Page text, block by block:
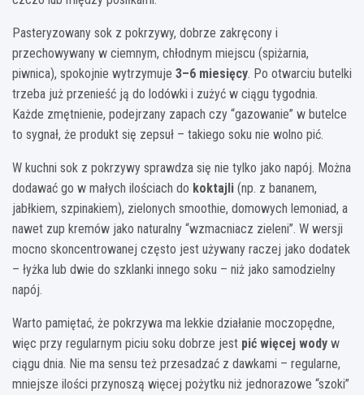
Pasteryzowany sok z pokrzywy, dobrze zakręcony i
przechowywany w ciemnym, chłodnym miejscu (spiżarnia,
piwnica), spokojnie wytrzymuje 3–6 miesięcy. Po otwarciu butelki
trzeba już przenieść ją do lodówki i zużyć w ciągu tygodnia.
Każde zmętnienie, podejrzany zapach czy “gazowanie” w butelce
to sygnał, że produkt się zepsuł – takiego soku nie wolno pić.
W kuchni sok z pokrzywy sprawdza się nie tylko jako napój. Można
dodawać go w małych ilościach do koktajli (np. z bananem,
jabłkiem, szpinakiem), zielonych smoothie, domowych lemoniad, a
nawet zup kremów jako naturalny “wzmacniacz zieleni”. W wersji
mocno skoncentrowanej często jest używany raczej jako dodatek
– łyżka lub dwie do szklanki innego soku – niż jako samodzielny
napój.
Warto pamiętać, że pokrzywa ma lekkie działanie moczopędne,
więc przy regularnym piciu soku dobrze jest pić więcej wody w
ciągu dnia. Nie ma sensu też przesadzać z dawkami – regularne,
mniejsze ilości przynoszą więcej pożytku niż jednorazowe “szoki”